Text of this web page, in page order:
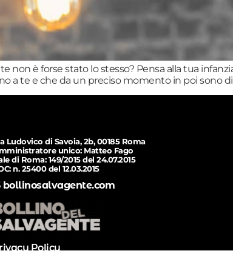
non è forse stato lo stesso? Pensa alla tua
a te e che da un preciso momento in poi sono
Ludovico di Savoia, 2b, 00185 Roma
unico: Matteo Fago
di Roma: 149/2015 del 24.07.2015
n. 25400 del 12.03.2015
bollinosalvagente.com
Policy